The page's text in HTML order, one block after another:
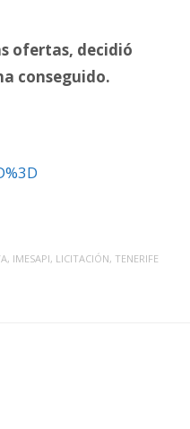
ofertas, decidió
conseguido.
, IMESAPI, LICITACIÓN, TENERIFE